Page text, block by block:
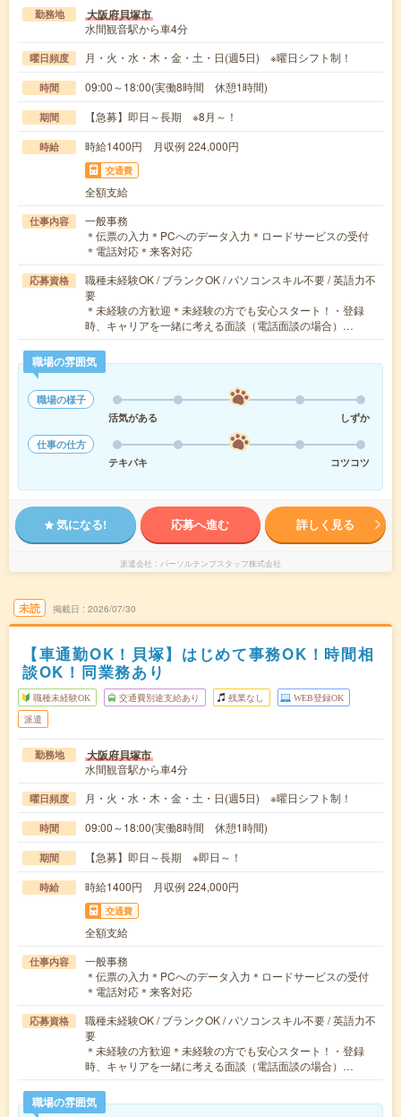
勤務地 大阪府貝塚市
水間観音駅から車4分
曜日頻度 月・火・水・木・金・土・日(週5日) ※曜日シフト制！
時間 09:00～18:00(実働8時間 休憩1時間)
期間 【急募】即日～長期 ※8月～！
時給 時給1400円 月収例 224,000円
交通費
全額支給
仕事内容
一般事務
＊伝票の入力＊PCへのデータ入力＊ロードサービスの受付
＊電話対応＊来客対応
応募資格
職種未経験OK / ブランクOK / パソコンスキル不要 / 英語力不
要
＊未経験の方歓迎＊未経験の方でも安心スタート！・登録
時、キャリアを一緒に考える面談（電話面談の場合）…
職場の雰囲気
職場の様子
活気がある
しずか
仕事の仕方
テキパキ
コツコツ
気になる! 応募へ進む 詳しく見る
派遣会社 パーソルテンプスタッフ株式会社
未読 掲載日 2026/07/30
【車通勤OK！貝塚】はじめて事務OK！時間相
談OK！同業務あり
職種未経験OK 交通費別途支給あり 残業なし WEB登録OK
派遣
勤務地 大阪府貝塚市
水間観音駅から車4分
曜日頻度 月・火・水・木・金・土・日(週5日) ※曜日シフト制！
時間 09:00～18:00(実働8時間 休憩1時間)
期間 【急募】即日～長期 ※即日～！
時給 時給1400円 月収例 224,000円
交通費
全額支給
仕事内容
一般事務
＊伝票の入力＊PCへのデータ入力＊ロードサービスの受付
＊電話対応＊来客対応
応募資格
職種未経験OK / ブランクOK / パソコンスキル不要 / 英語力不
要
＊未経験の方歓迎＊未経験の方でも安心スタート！・登録
時、キャリアを一緒に考える面談（電話面談の場合）…
職場の雰囲気